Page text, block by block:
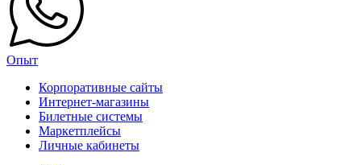
Опыт
Корпоративные сайты
Интернет-магазины
Билетные системы
Маркетплейсы
Личные кабинеты